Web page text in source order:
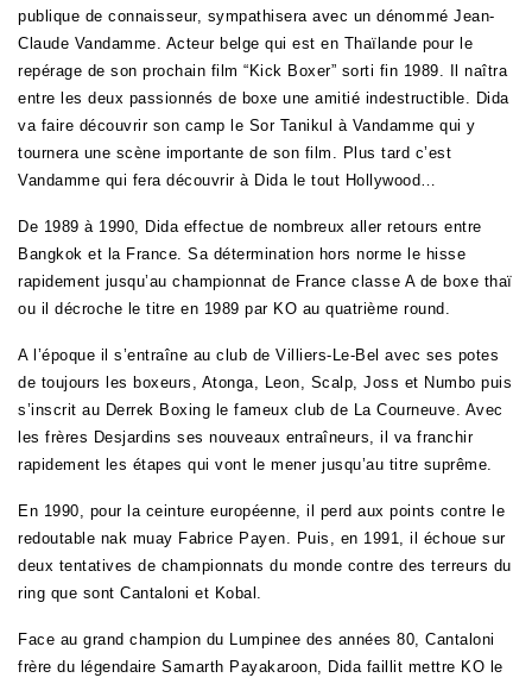
publique de connaisseur, sympathisera avec un dénommé Jean-
Claude Vandamme. Acteur belge qui est en Thaïlande pour le
repérage de son prochain film “Kick Boxer” sorti fin 1989. Il naîtra
entre les deux passionnés de boxe une amitié indestructible. Dida
va faire découvrir son camp le Sor Tanikul à Vandamme qui y
tournera une scène importante de son film. Plus tard c’est
Vandamme qui fera découvrir à Dida le tout Hollywood…
De 1989 à 1990, Dida effectue de nombreux aller retours entre
Bangkok et la France. Sa détermination hors norme le hisse
rapidement jusqu’au championnat de France classe A de boxe thaï
ou il décroche le titre en 1989 par KO au quatrième round.
A l’époque il s’entraîne au club de Villiers-Le-Bel avec ses potes
de toujours les boxeurs, Atonga, Leon, Scalp, Joss et Numbo puis
s’inscrit au Derrek Boxing le fameux club de La Courneuve. Avec
les frères Desjardins ses nouveaux entraîneurs, il va franchir
rapidement les étapes qui vont le mener jusqu’au titre suprême.
En 1990, pour la ceinture européenne, il perd aux points contre le
redoutable nak muay Fabrice Payen. Puis, en 1991, il échoue sur
deux tentatives de championnats du monde contre des terreurs du
ring que sont Cantaloni et Kobal.
Face au grand champion du Lumpinee des années 80, Cantaloni
frère du légendaire Samarth Payakaroon, Dida faillit mettre KO le